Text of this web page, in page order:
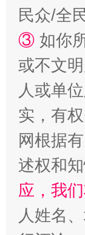
扯下
民众/全
③ 如你
或不文
人或单
实，有
网根据
述权和
应，我
人姓名